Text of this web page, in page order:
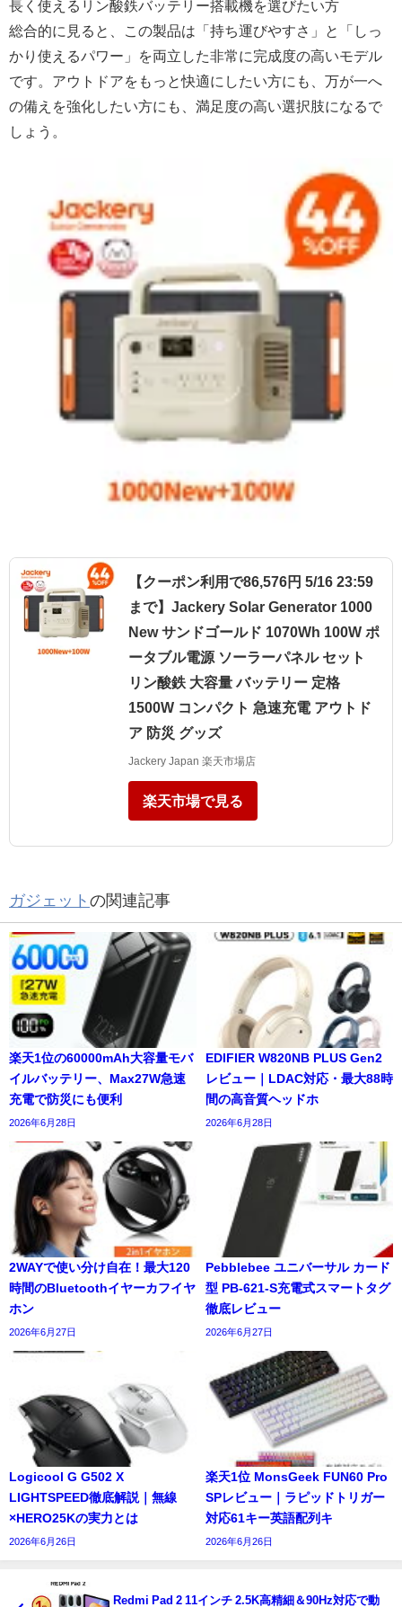
長く使えるリン酸鉄バッテリー搭載機を選びたい方
総合的に見ると、この製品は「持ち運びやすさ」と「しっ
かり使えるパワー」を両立した非常に完成度の高いモデル
です。アウトドアをもっと快適にしたい方にも、万が一へ
の備えを強化したい方にも、満足度の高い選択肢になるで
しょう。
【クーポン利用で86,576円 5/16 23:59
まで】Jackery Solar Generator 1000
New サンドゴールド 1070Wh 100W ポ
ータブル電源 ソーラーパネル セット
リン酸鉄 大容量 バッテリー 定格
1500W コンパクト 急速充電 アウトド
ア 防災 グッズ
Jackery Japan 楽天市場店
楽天市場で見る
ガジェット の関連記事
楽天1位の60000mAh大容量モバ
イルバッテリー、Max27W急速
充電で防災にも便利
2026年6月28日
EDIFIER W820NB PLUS Gen2
レビュー｜LDAC対応・最大88時
間の高音質ヘッドホ
2026年6月28日
2WAYで使い分け自在！最大120
時間のBluetoothイヤーカフイヤ
ホン
2026年6月27日
Pebblebee ユニバーサル カード
型 PB-621-S充電式スマートタグ
徹底レビュー
2026年6月27日
Logicool G G502 X
LIGHTSPEED徹底解説｜無線
×HERO25Kの実力とは
2026年6月26日
楽天1位 MonsGeek FUN60 Pro
SPレビュー｜ラピッドトリガー
対応61キー英語配列キ
2026年6月26日
Redmi Pad 2 11インチ 2.5K高精細＆90Hz対応で動